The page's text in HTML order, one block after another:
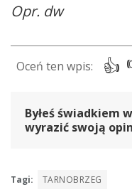
Opr. dw
Byłeś świadkiem
wyrazić swoją
Tagi: TARNOBRZEG